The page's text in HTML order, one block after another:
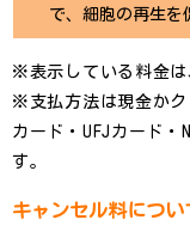
で、細胞の再生を
※表示している料金は
※支払方法は現金か
カード・UFJカード・
す。
キャンセル料につい